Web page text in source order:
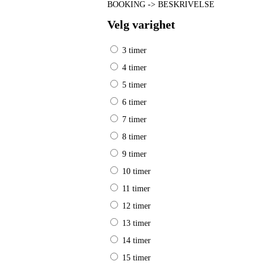
BOOKING -> BESKRIVELSE
Velg varighet
3 timer
4 timer
5 timer
6 timer
7 timer
8 timer
9 timer
10 timer
11 timer
12 timer
13 timer
14 timer
15 timer